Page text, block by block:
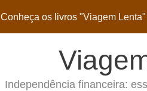
Conheça os livros "Viagem Lenta"
Independência financeira: